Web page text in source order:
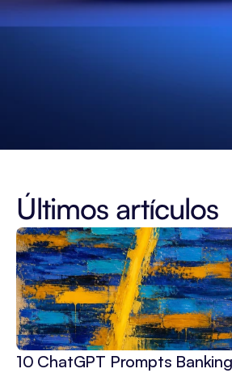
Últimos artículos
10 ChatGPT Prompts Banking